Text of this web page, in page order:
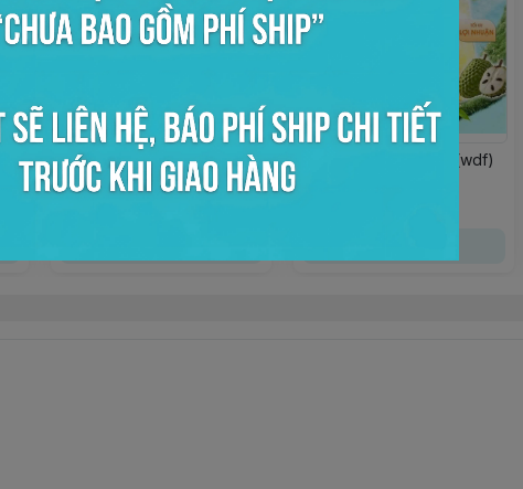
Ổi viên đóng lon 950gr
OHLA
Xốt mãng cầu 850gr (wdf)